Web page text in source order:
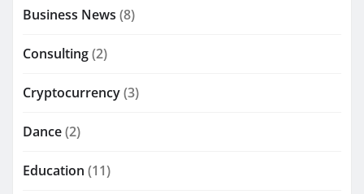
Business News (8)
Consulting(2)
Cryptocurrency(3)
Dance(2)
Education (11)